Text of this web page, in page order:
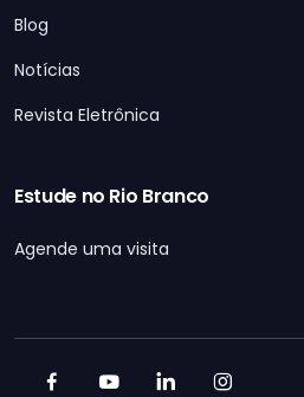
Blog
Notícias
Revista Eletrônica
Estude no Rio Branco
Agende uma visita